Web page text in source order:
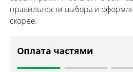
правильности выбора и
скорее.
Оплата частями